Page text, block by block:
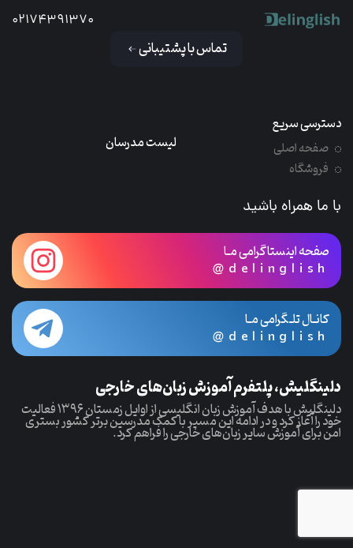
02174391370
تماس با پشتیبانی
دسترسی سریع
صفحه اصلی
فروشگاه
لیست مدرسان
با ما همراه باشید
صفحه اینستاگرامی مـا
@delinglish
کانـال تلـگرامی مـا
@delinglish
دلینگلیش، پلتفرم آموزش زبان‌های خارجی
دلینگلیش با هدف آموزش زبان انگلیسی از اوایل زمستان ۱۳۹۶ فعالیت
خود را آغاز کرد و در ادامه این مسیر با کمک مدرسین برتر کشور بستری
امن برای آموزش سایر زبان‌های خارجی را فراهم کرد.